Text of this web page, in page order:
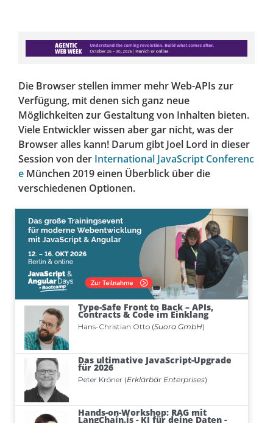
Die Browser stellen immer mehr Web-APIs zur
Verfügung, mit denen sich ganz neue
Möglichkeiten zur Gestaltung von Inhalten bieten.
Viele Entwickler wissen aber gar nicht, was der
Browser alles kann! Darum gibt Joel Lord in dieser
Session von der International JavaScript Conferenc
e München 2019 einen Überblick über die
verschiedenen Optionen.